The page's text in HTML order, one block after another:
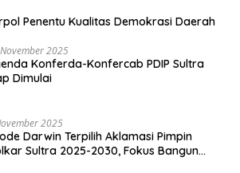
Penentu Kualitas Demokrasi Daerah
2025
Konferda-Konfercab PDIP Sultra
Dimulai
2025
Darwin Terpilih Aklamasi Pimpin
Sultra 2025-2030, Fokus Bangun